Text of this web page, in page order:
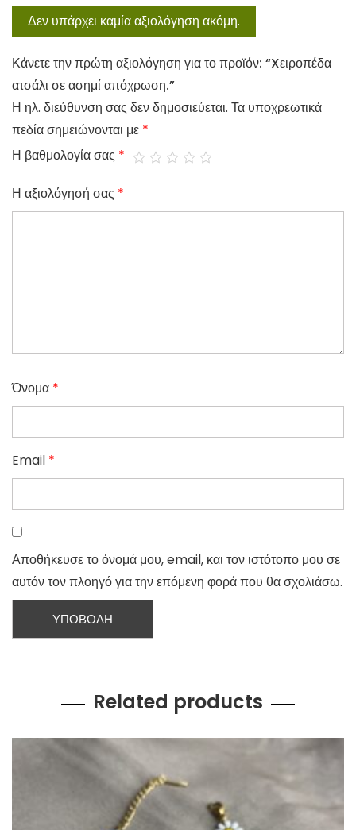
Δεν υπάρχει καμία αξιολόγηση ακόμη.
Κάνετε την πρώτη αξιολόγηση για το προϊόν: “Xειροπέδα
ατσάλι σε ασημί απόχρωση.”
Η ηλ. διεύθυνση σας δεν δημοσιεύεται. Τα υποχρεωτικά
πεδία σημειώνονται με *
Η βαθμολογία σας *
Η αξιολόγησή σας *
Όνομα *
Email *
Αποθήκευσε το όνομά μου, email, και τον ιστότοπο μου σε
αυτόν τον πλοηγό για την επόμενη φορά που θα σχολιάσω.
Related products